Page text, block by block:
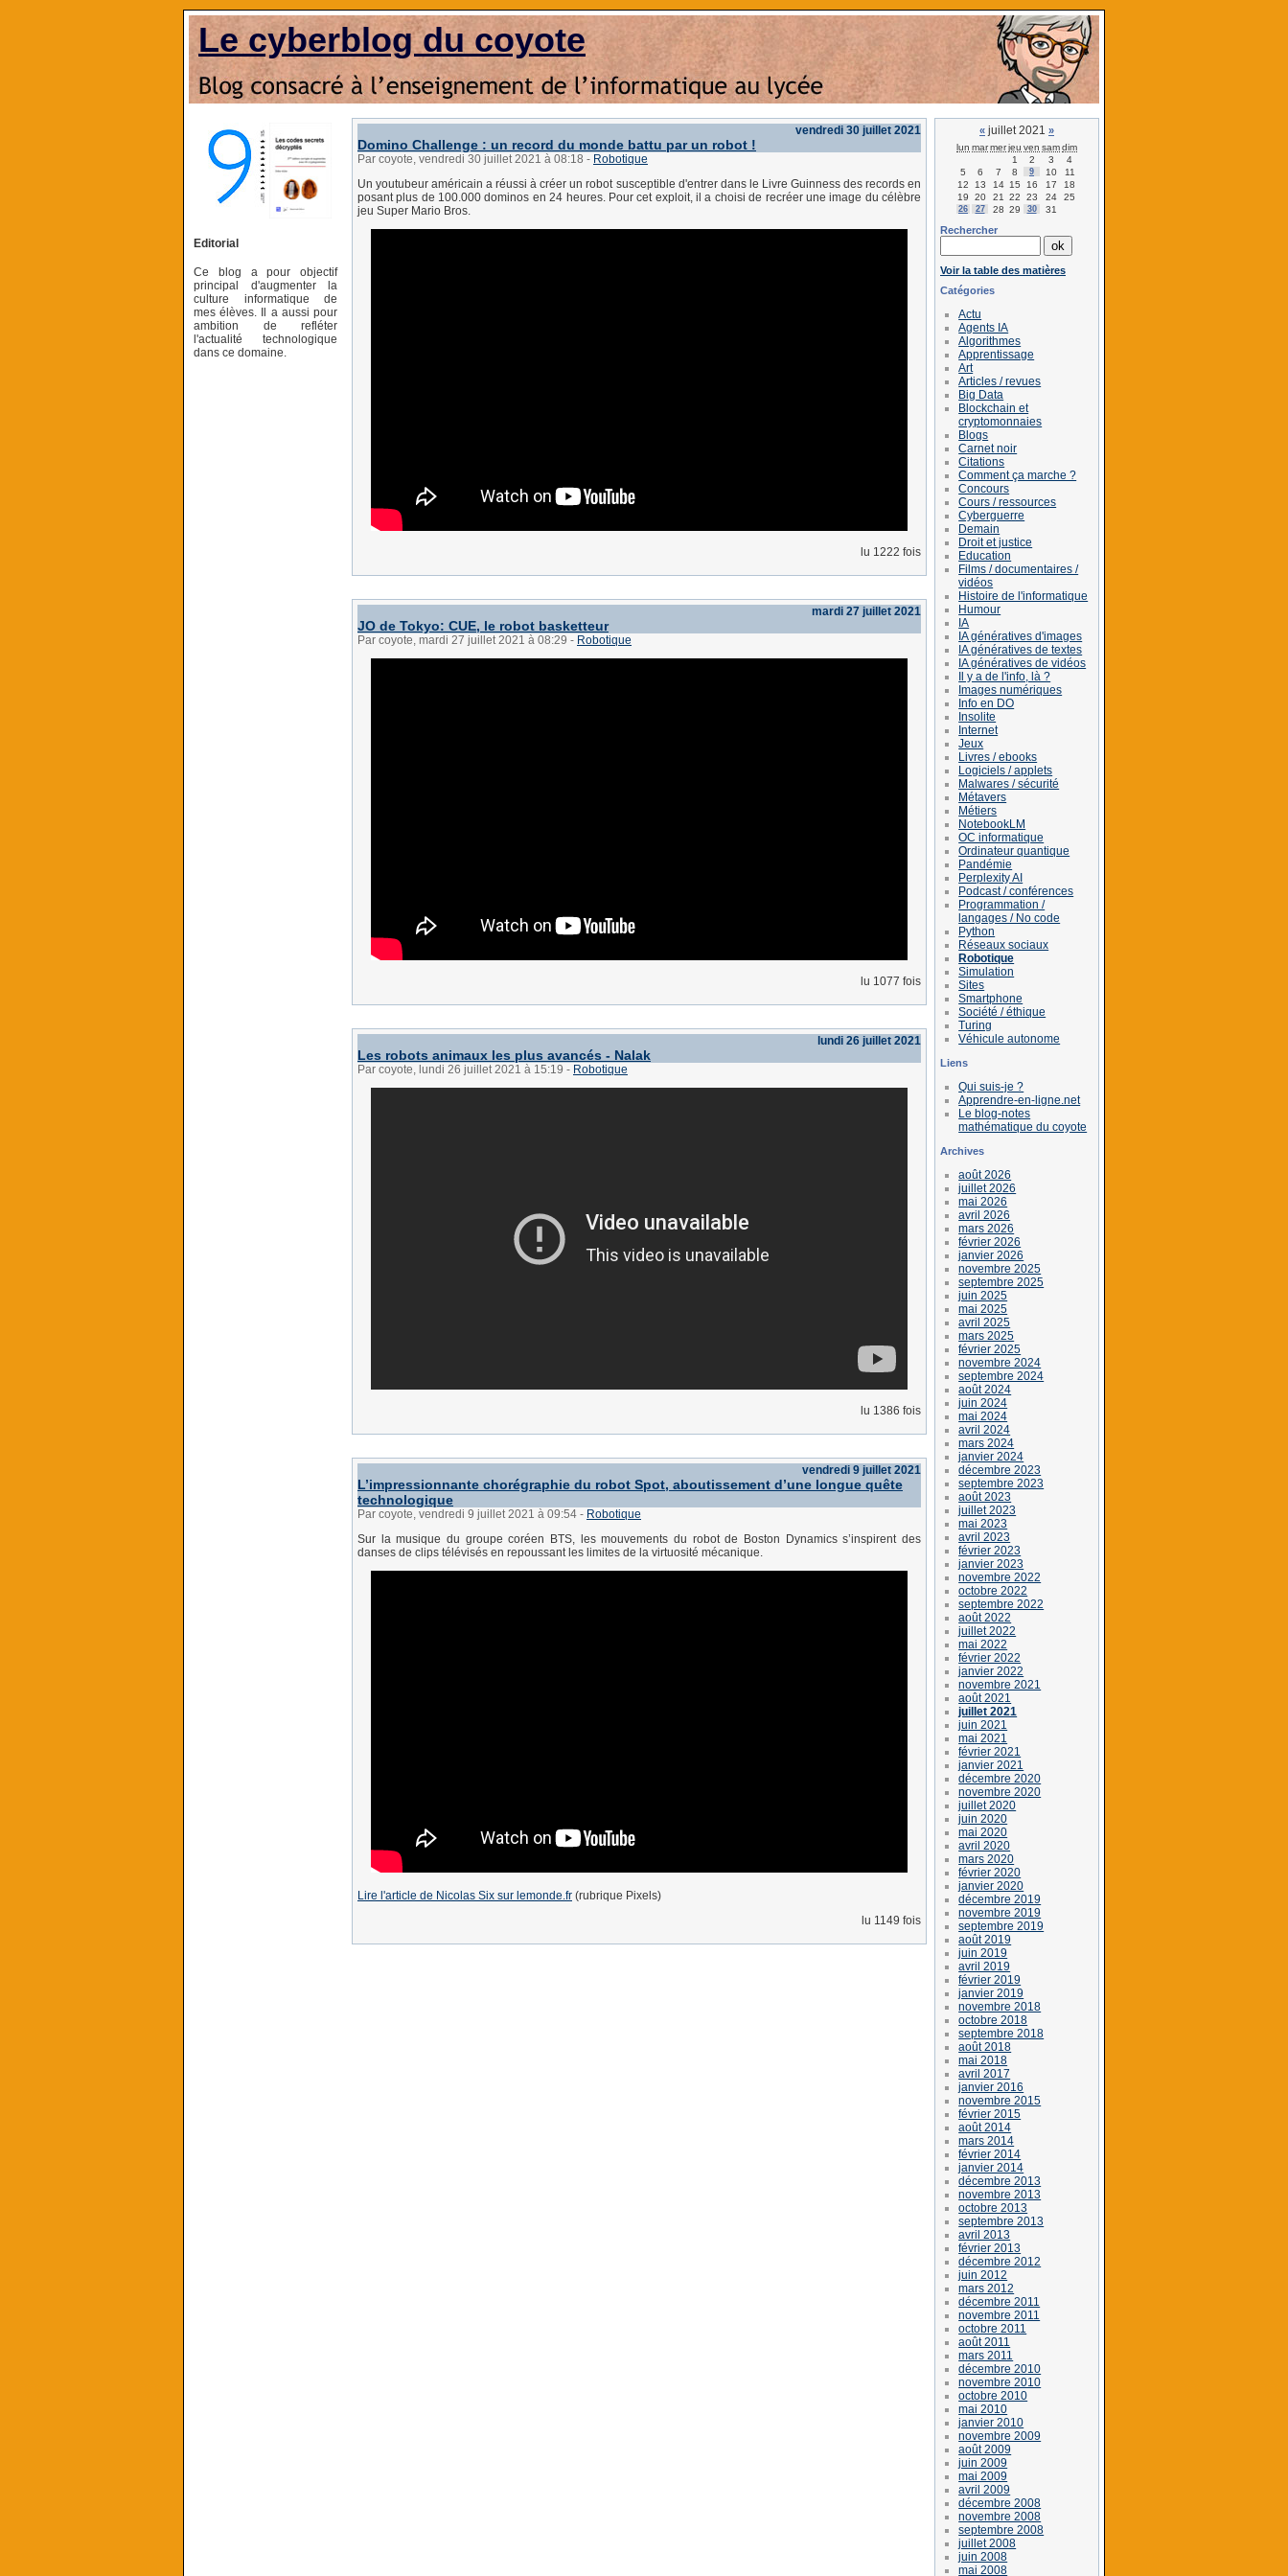
Le cyberblog du coyote
Editorial
Ce blog a pour objectif
principal d'augmenter la
culture informatique de
mes élèves. Il a aussi pour
ambition de refléter
l'actualité technologique
dans ce domaine.
vendredi 30 juillet 2021
Domino Challenge : un record du monde battu par un robot !
Par coyote, vendredi 30 juillet 2021 à 08:18 - Robotique
Un youtubeur américain a réussi à créer un robot susceptible d'entrer dans le Livre Guinness des records en
posant plus de 100.000 dominos en 24 heures. Pour cet exploit, il a choisi de recréer une image du célèbre
jeu Super Mario Bros.
lu 1222 fois
mardi 27 juillet 2021
JO de Tokyo: CUE, le robot basketteur
Par coyote, mardi 27 juillet 2021 à 08:29 - Robotique
lu 1077 fois
lundi 26 juillet 2021
Les robots animaux les plus avancés - Nalak
Par coyote, lundi 26 juillet 2021 à 15:19 - Robotique
lu 1386 fois
vendredi 9 juillet 2021
L’impressionnante chorégraphie du robot Spot, aboutissement d’une longue quête
technologique
Par coyote, vendredi 9 juillet 2021 à 09:54 - Robotique
Sur la musique du groupe coréen BTS, les mouvements du robot de Boston Dynamics s’inspirent des
danses de clips télévisés en repoussant les limites de la virtuosité mécanique.
Lire l'article de Nicolas Six sur lemonde.fr (rubrique Pixels)
lu 1149 fois
« juillet 2021 »
lun marmerjeu ven samdim
1
2 3
4
5
6 7 8 9 10
11
12
13 14 15 16 17
18
19
20 21 22 23 24 25
26 27 28 29 30 31
Rechercher
Voir la table des matières
Catégories
Actu
Agents IA
Algorithmes
Apprentissage
Art
Articles / revues
Big Data
Blockchain et
cryptomonnaies
Blogs
Carnet noir
Citations
Comment ça marche ?
Concours
Cours / ressources
Cyberguerre
Demain
Droit et justice
Education
Films / documentaires /
vidéos
Histoire de l'informatique
Humour
IA
IA génératives d'images
IA génératives de textes
IA génératives de vidéos
Il y a de l'info, là ?
Images numériques
Info en DO
Insolite
Internet
Jeux
Livres / ebooks
Logiciels / applets
Malwares / sécurité
Métavers
Métiers
NotebookLM
OC informatique
Ordinateur quantique
Pandémie
Perplexity AI
Podcast / conférences
Programmation /
langages / No code
Python
Réseaux sociaux
Robotique
Simulation
Sites
Smartphone
Société / éthique
Turing
Véhicule autonome
Liens
Qui suis-je ?
Apprendre-en-ligne.net
Le blog-notes
mathématique du coyote
Archives
août 2026
juillet 2026
mai 2026
avril 2026
mars 2026
février 2026
janvier 2026
novembre 2025
septembre 2025
juin 2025
mai 2025
avril 2025
mars 2025
février 2025
novembre 2024
septembre 2024
août 2024
juin 2024
mai 2024
avril 2024
mars 2024
janvier 2024
décembre 2023
septembre 2023
août 2023
juillet 2023
mai 2023
avril 2023
février 2023
janvier 2023
novembre 2022
octobre 2022
septembre 2022
août 2022
juillet 2022
mai 2022
février 2022
janvier 2022
novembre 2021
août 2021
juillet 2021
juin 2021
mai 2021
février 2021
janvier 2021
décembre 2020
novembre 2020
juillet 2020
juin 2020
mai 2020
avril 2020
mars 2020
février 2020
janvier 2020
décembre 2019
novembre 2019
septembre 2019
août 2019
juin 2019
avril 2019
février 2019
janvier 2019
novembre 2018
octobre 2018
septembre 2018
août 2018
mai 2018
avril 2017
janvier 2016
novembre 2015
février 2015
août 2014
mars 2014
février 2014
janvier 2014
décembre 2013
novembre 2013
octobre 2013
septembre 2013
avril 2013
février 2013
décembre 2012
juin 2012
mars 2012
décembre 2011
novembre 2011
octobre 2011
août 2011
mars 2011
décembre 2010
novembre 2010
octobre 2010
mai 2010
janvier 2010
novembre 2009
août 2009
juin 2009
mai 2009
avril 2009
décembre 2008
novembre 2008
septembre 2008
juillet 2008
juin 2008
mai 2008